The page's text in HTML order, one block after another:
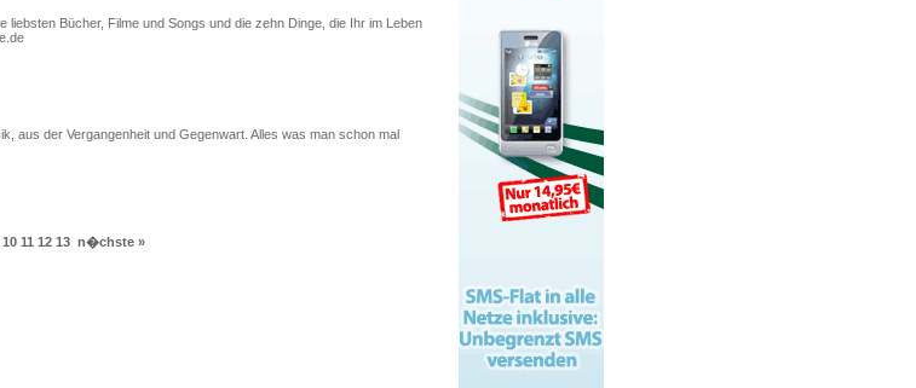
liebsten Bücher, Filme und Songs und die zehn Dinge, die Ihr im Leben
aus der Vergangenheit und Gegenwart. Alles was man schon mal
10 11 12 13 n�chste »